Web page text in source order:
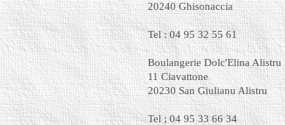
20240 Ghisonaccia
Tel : 04 95 32 55 61
Boulangerie Dolc'Elina Alistru
11 Ciavattone
20230 San Giulianu Alistru
Tel ; 04 95 33 66 34